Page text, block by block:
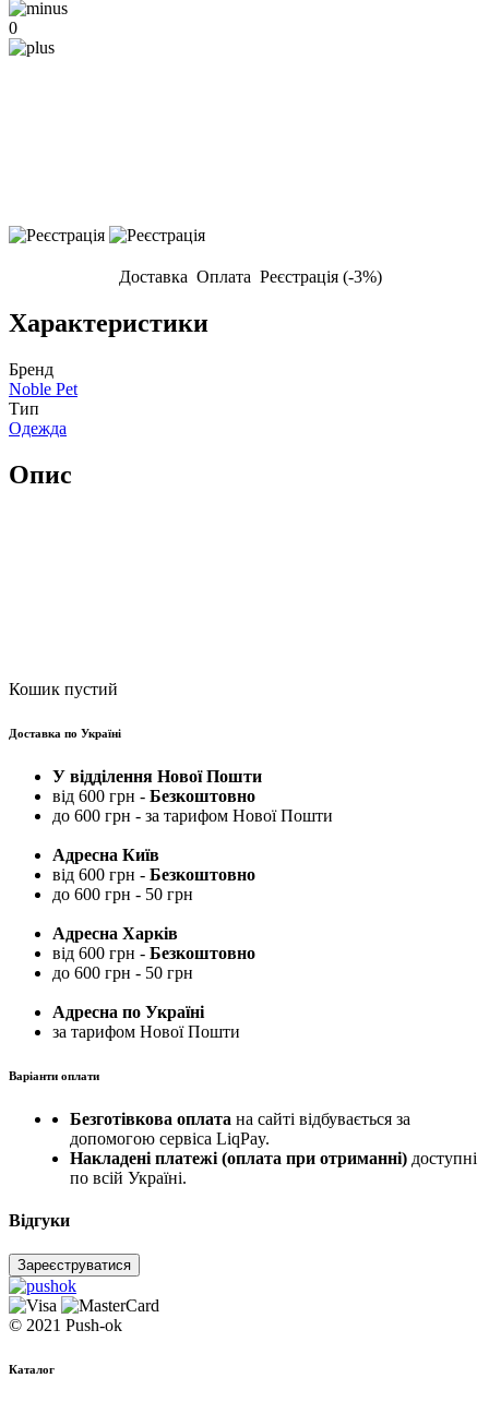
0
Доставка Оплата Реєстрація (-3%)
Характеристики
Бренд
Noble Pet
Тип
Одежда
Опис
Кошик пустий
Доставка по Україні
У відділення Нової Пошти
від 600 грн - Безкоштовно
до 600 грн - за тарифом Нової Пошти
Адресна Київ
від 600 грн - Безкоштовно
до 600 грн - 50 грн
Адресна Харків
від 600 грн - Безкоштовно
до 600 грн - 50 грн
Адресна по Україні
за тарифом Нової Пошти
Варіанти оплати
Безготівкова оплата на сайті відбувається за
допомогою сервіса LiqPay.
Накладені платежі (оплата при отриманні) доступні
по всій Україні.
Відгуки
Зареєструватися
© 2021 Push-ok
Каталог